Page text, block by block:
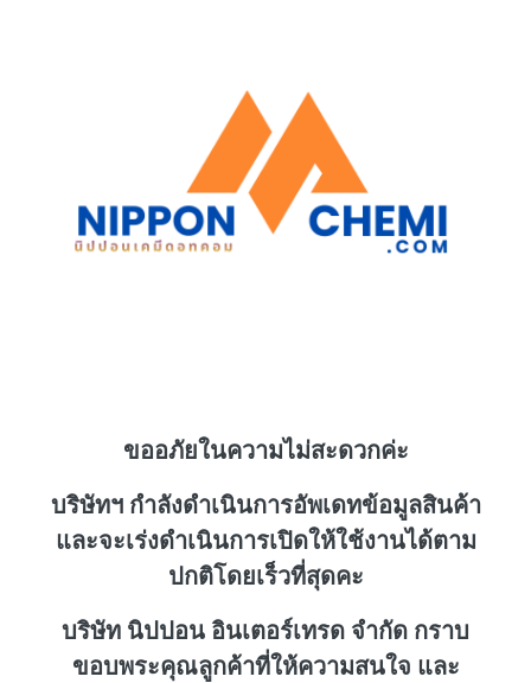
ขออภัยในความไม่สะดวกค่ะ
บริษัทฯ กำลังดำเนินการอัพเดทข้อมูลสินค้า
และจะเร่งดำเนินการเปิดให้ใช้งานได้ตาม
ปกติโดยเร็วที่สุดคะ
บริษัท นิปปอน อินเตอร์เทรด จำกัด กราบ
ขอบพระคุณลูกค้าที่ให้ความสนใจ และ